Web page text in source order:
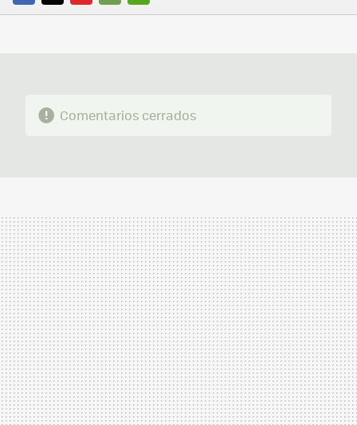
FACEBOOK
TWITTERFLIPBOARD
E-
WHATSAPP
Comentarios cerrados